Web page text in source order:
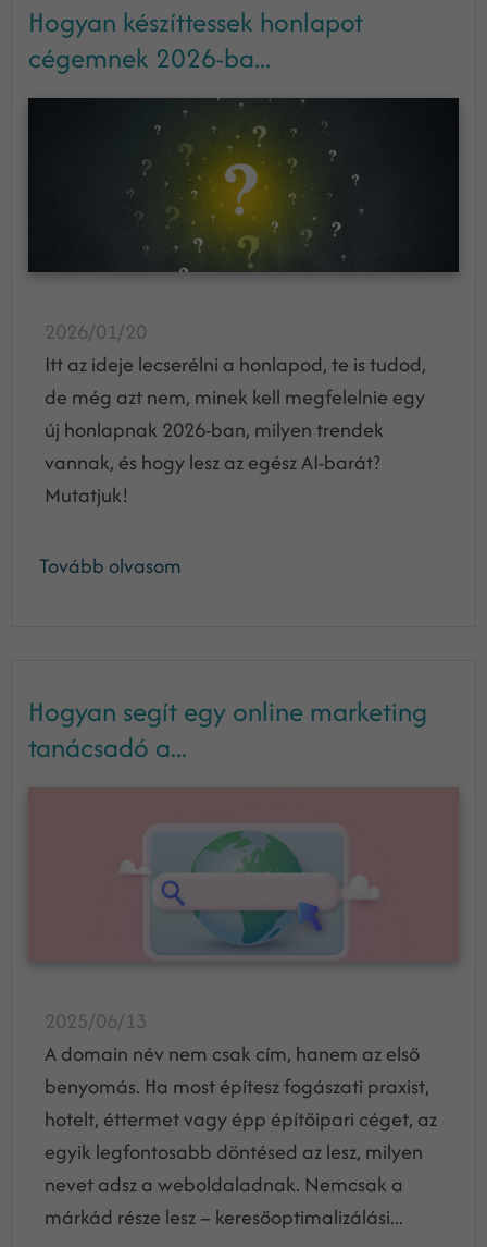
Hogyan készíttessek honlapot
cégemnek 2026-ba...
2026/01/20
Itt az ideje lecserélni a honlapod, te is tudod,
de még azt nem, minek kell megfelelnie egy
új honlapnak 2026-ban, milyen trendek
vannak, és hogy lesz az egész AI-barát?
Mutatjuk!
Tovább olvasom
Hogyan segít egy online marketing
tanácsadó a...
2025/06/13
A domain név nem csak cím, hanem az első
benyomás. Ha most építesz fogászati praxist,
hotelt, éttermet vagy épp építőipari céget, az
egyik legfontosabb döntésed az lesz, milyen
nevet adsz a weboldaladnak. Nemcsak a
márkád része lesz – keresőoptimalizálási...